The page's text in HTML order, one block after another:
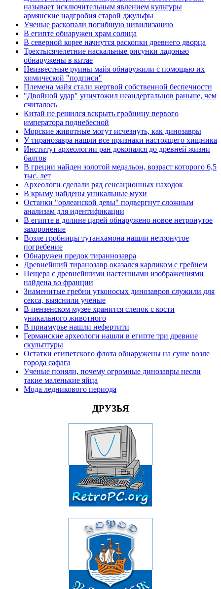
называет исключительным явлением культуры
армянские надгробия старой джульфы
Ученые раскопали погибшую цивилизацию
В египте обнаружен храм солнца
В северной корее начнутся раскопки древнего дворца
Трехтысячелетние наскальные рисунки ладонью
обнаружены в китае
Неизвестные руины майя обнаружили с помощью их
химической "подписи"
Племена майя стали жертвой собственной беспечности
"Двойной удар" уничтожил неандертальцов раньше, чем
считалось
Китай не решился вскрыть гробницу первого
императора поднебесной
Морские животные могут исчезнуть, как динозавры
У тиранозавра нашли все признаки настоящего хищника
Институт археологии ран докопался до древней жизни
балтов
В греции найден золотой медальон, возраст которого 6,5
тыс. лет
Археологи сделали ряд сенсационных находок
В крыму найдены уникальные мухи
Останки "орлеанской девы" подвергнут сложным
анализам для идентификации
В египте в долине царей обнаружено новое нетронутое
захоронение
Возле гробницы тутанхамона нашли нетронутое
погребение
Обнаружен предок тираннозавра
Древнейший тиранозавр оказался карликом с гребнем
Пещера с древнейшими настенными изображениями
найдена во франции
Знаменитые гребни утконосых динозавров служили для
секса, выяснили ученые
В пензенском музее хранится слепок с кости
уникального животного
В приамурье нашли нефертити
Германские археологи нашли в египте три древние
скульптуры
Остатки египетского флота обнаружены на суше возле
города сафага
Ученые поняли, почему огромные динозавры несли
такие маленькие яйца
Мода ледникового периода
ДРУЗЬЯ